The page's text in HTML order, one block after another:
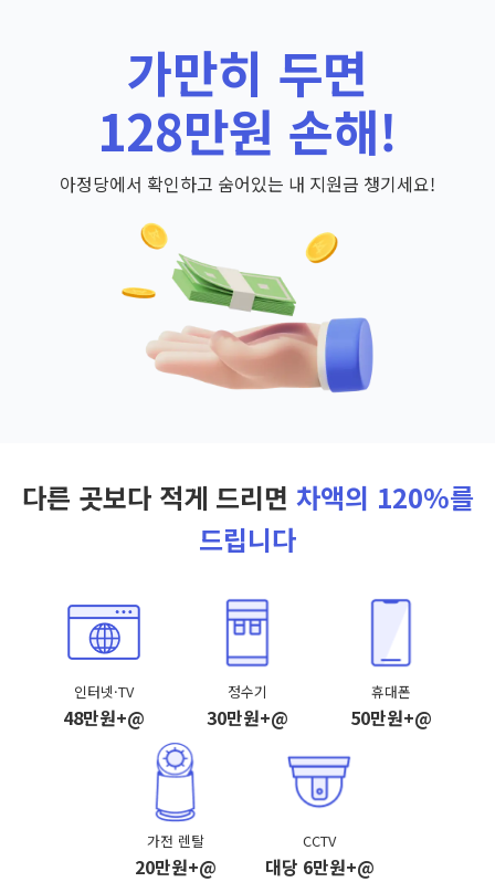
가만히 두면
128만원 손해!
아정당에서 확인하고 숨어있는 내 지원금 챙기세요!
다른 곳보다 적게 드리면 차액의 120%를
드립니다
인터넷·TV
48만원+@
정수기
30만원+@
휴대폰
50만원+@
가전 렌탈
20만원+@
CCTV
대당 6만원+@